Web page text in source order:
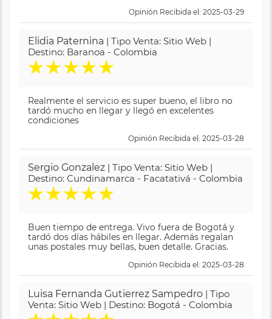
Opinión Recibida el: 2025-03-29
Elidia Paternina | Tipo Venta: Sitio Web |
Destino: Baranoa - Colombia
★★★★★
Realmente el servicio es super bueno, el libro no
tardó mucho en llegar y llegó en excelentes
condiciones
Opinión Recibida el: 2025-03-28
Sergio Gonzalez | Tipo Venta: Sitio Web |
Destino: Cundinamarca - Facatativá - Colombia
★★★★★
Buen tiempo de entrega. Vivo fuera de Bogotá y
tardó dos días hábiles en llegar. Además regalan
unas postales muy bellas, buen detalle. Gracias.
Opinión Recibida el: 2025-03-28
Luisa Fernanda Gutierrez Sampedro | Tipo
Venta: Sitio Web | Destino: Bogotá - Colombia